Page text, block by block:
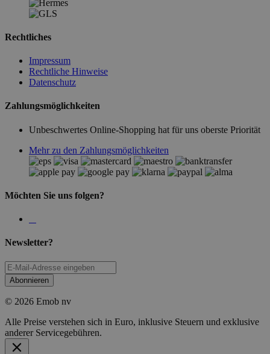
Rechtliches
Impressum
Rechtliche Hinweise
Datenschutz
Zahlungsmöglichkeiten
Unbeschwertes Online-Shopping hat für uns oberste Priorität
Mehr zu den Zahlungsmöglichkeiten
Möchten Sie uns folgen?
Newsletter?
Abonnieren
© 2026 Emob nv
Alle Preise verstehen sich in Euro, inklusive Steuern und exklusive
anderer Servicegebühren.